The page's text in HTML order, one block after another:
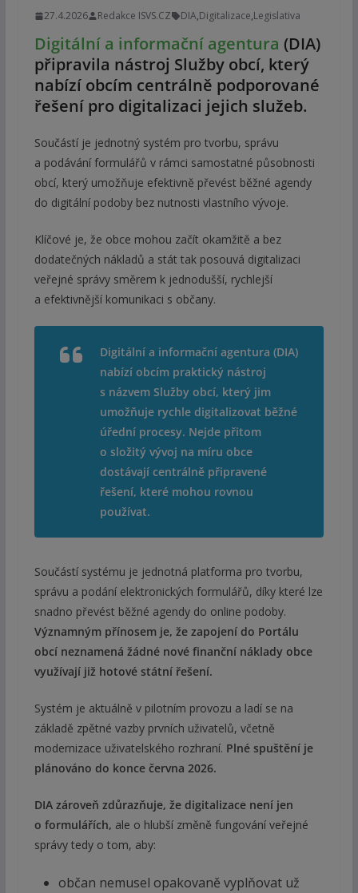
27.4.2026 Redakce ISVS.CZ DIA,Digitalizace,Legislativa
Digitální a informační agentura (DIA)
připravila nástroj Služby obcí, který
nabízí obcím centrálně podporované
řešení pro digitalizaci jejich služeb.
Součástí je jednotný systém pro tvorbu, správu
a podávání formulářů v rámci samostatné působnosti
obcí, který umožňuje efektivně převést běžné agendy
do digitální podoby bez nutnosti vlastního vývoje.
Klíčové je, že obce mohou začít okamžitě a bez
dodatečných nákladů a stát tak posouvá digitalizaci
veřejné správy směrem k jednodušší, rychlejší
a efektivnější komunikaci s občany.
Digitální a informační agentura (DIA)
nabízí obcím praktický nástroj
s názvem Služby obcí, který jim
umožňuje rychle digitalizovat běžné
úřední procesy. Nejde přitom
o složitý vývoj na míru obce
dostávají centrálně připravené
řešení, které mohou rovnou
používat.
Součástí systému je jednotná platforma pro tvorbu,
správu a podání elektronických formulářů, díky které lze
snadno převést běžné agendy do online podoby.
Významným přínosem je, že zapojení do Portálu
obcí neznamená žádné nové finanční náklady obce
využívají již hotové státní řešení.
Systém je aktuálně v pilotním provozu a ladí se na
základě zpětné vazby prvních uživatelů, včetně
modernizace uživatelského rozhraní. Plné spuštění je
plánováno do konce června 2026.
DIA zároveň zdůrazňuje, že digitalizace není jen
o formulářích, ale o hlubší změně fungování veřejné
správy tedy o tom, aby:
občan nemusel opakovaně vyplňovat už